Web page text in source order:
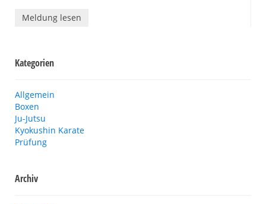
Meldung lesen
Kategorien
Allgemein
Boxen
Ju-Jutsu
Kyokushin Karate
Prüfung
Archiv